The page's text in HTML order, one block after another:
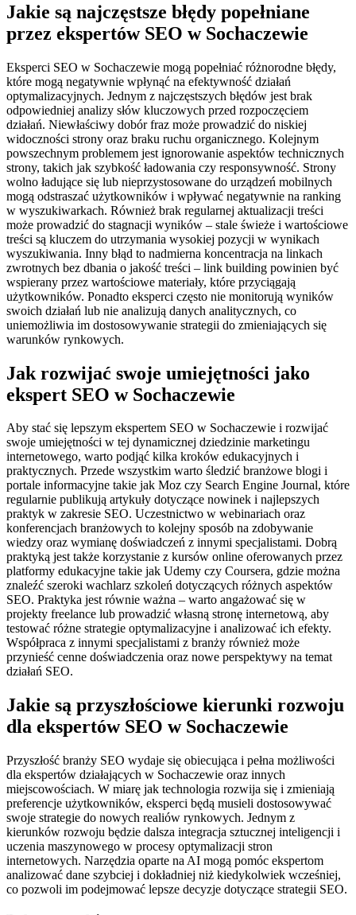
Jakie są najczęstsze błędy popełniane
przez ekspertów SEO w Sochaczewie
Eksperci SEO w Sochaczewie mogą popełniać różnorodne błędy,
które mogą negatywnie wpłynąć na efektywność działań
optymalizacyjnych. Jednym z najczęstszych błędów jest brak
odpowiedniej analizy słów kluczowych przed rozpoczęciem
działań. Niewłaściwy dobór fraz może prowadzić do niskiej
widoczności strony oraz braku ruchu organicznego. Kolejnym
powszechnym problemem jest ignorowanie aspektów technicznych
strony, takich jak szybkość ładowania czy responsywność. Strony
wolno ładujące się lub nieprzystosowane do urządzeń mobilnych
mogą odstraszać użytkowników i wpływać negatywnie na ranking
w wyszukiwarkach. Również brak regularnej aktualizacji treści
może prowadzić do stagnacji wyników – stale świeże i wartościowe
treści są kluczem do utrzymania wysokiej pozycji w wynikach
wyszukiwania. Inny błąd to nadmierna koncentracja na linkach
zwrotnych bez dbania o jakość treści – link building powinien być
wspierany przez wartościowe materiały, które przyciągają
użytkowników. Ponadto eksperci często nie monitorują wyników
swoich działań lub nie analizują danych analitycznych, co
uniemożliwia im dostosowywanie strategii do zmieniających się
warunków rynkowych.
Jak rozwijać swoje umiejętności jako
ekspert SEO w Sochaczewie
Aby stać się lepszym ekspertem SEO w Sochaczewie i rozwijać
swoje umiejętności w tej dynamicznej dziedzinie marketingu
internetowego, warto podjąć kilka kroków edukacyjnych i
praktycznych. Przede wszystkim warto śledzić branżowe blogi i
portale informacyjne takie jak Moz czy Search Engine Journal, które
regularnie publikują artykuły dotyczące nowinek i najlepszych
praktyk w zakresie SEO. Uczestnictwo w webinariach oraz
konferencjach branżowych to kolejny sposób na zdobywanie
wiedzy oraz wymianę doświadczeń z innymi specjalistami. Dobrą
praktyką jest także korzystanie z kursów online oferowanych przez
platformy edukacyjne takie jak Udemy czy Coursera, gdzie można
znaleźć szeroki wachlarz szkoleń dotyczących różnych aspektów
SEO. Praktyka jest równie ważna – warto angażować się w
projekty freelance lub prowadzić własną stronę internetową, aby
testować różne strategie optymalizacyjne i analizować ich efekty.
Współpraca z innymi specjalistami z branży również może
przynieść cenne doświadczenia oraz nowe perspektywy na temat
działań SEO.
Jakie są przyszłościowe kierunki rozwoju
dla ekspertów SEO w Sochaczewie
Przyszłość branży SEO wydaje się obiecująca i pełna możliwości
dla ekspertów działających w Sochaczewie oraz innych
miejscowościach. W miarę jak technologia rozwija się i zmieniają
preferencje użytkowników, eksperci będą musieli dostosowywać
swoje strategie do nowych realiów rynkowych. Jednym z
kierunków rozwoju będzie dalsza integracja sztucznej inteligencji i
uczenia maszynowego w procesy optymalizacji stron
internetowych. Narzędzia oparte na AI mogą pomóc ekspertom
analizować dane szybciej i dokładniej niż kiedykolwiek wcześniej,
co pozwoli im podejmować lepsze decyzje dotyczące strategii SEO.